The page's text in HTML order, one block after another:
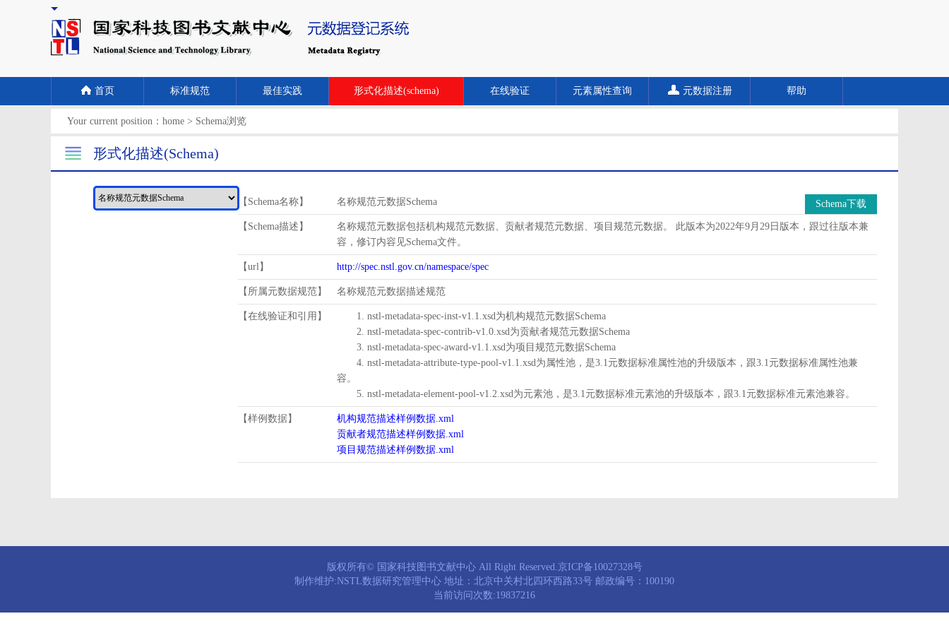
首页 标准规范 最佳实践 形式化描述(schema) 在线验证 元素属性查询 元数据注册 帮助
Your current position： home > Schema浏览
形式化描述(Schema)
【Schema名称】 名称规范元数据Schema Schema下载
【Schema描述】
名称规范元数据包括机构规范元数据、贡献者规范元数据、项目规范元数据。 此版本为2022年9月29日版本，跟过往版本兼
容，修订内容见Schema文件。
【url】 http://spec.nstl.gov.cn/namespace/spec
【所属元数据规范】 名称规范元数据描述规范
【在线验证和引用】
1. nstl-metadata-spec-inst-v1.1.xsd为机构规范元数据Schema
2. nstl-metadata-spec-contrib-v1.0.xsd为贡献者规范元数据Schema
3. nstl-metadata-spec-award-v1.1.xsd为项目规范元数据Schema
4. nstl-metadata-attribute-type-pool-v1.1.xsd为属性池，是3.1元数据标准属性池的升级版本，跟3.1元数据标准属性池兼
容。
5. nstl-metadata-element-pool-v1.2.xsd为元素池，是3.1元数据标准元素池的升级版本，跟3.1元数据标准元素池兼容。
【样例数据】
机构规范描述样例数据.xml
贡献者规范描述样例数据.xml
项目规范描述样例数据.xml
版权所有© 国家科技图书文献中心 All Right Reserved.京ICP备10027328号
制作维护:NSTL数据研究管理中心 地址：北京中关村北四环西路33号 邮政编号：100190
当前访问次数:19837216